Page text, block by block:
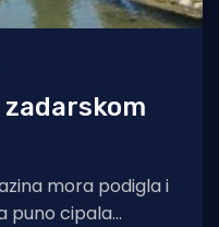
mora podigla i
puno cipala